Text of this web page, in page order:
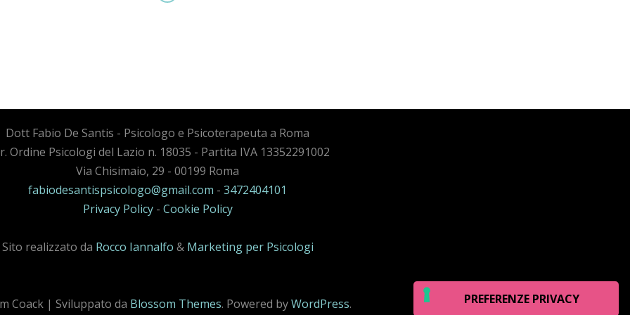
Dott Fabio De Santis - Psicologo e Psicoterapeuta a Roma
Ordine Psicologi del Lazio n. 18035 - Partita IVA 13352291002
Via Chisimaio, 29 - 00199 Roma
fabiodesantispsicologo@gmail.com - 3472404101
Privacy Policy- Cookie Policy
Sito realizzato da Rocco Iannalfo & Marketing per Psicologi
Coack | Sviluppato da Blossom Themes. Powered byWordPress.